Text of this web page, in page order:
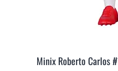
Minix Roberto Carlos